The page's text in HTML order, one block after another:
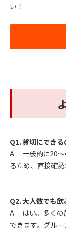
い！
Q1. 貸切にできる
A. 一般的に20〜
るため、直接確認
Q2. 大人数でも飲
A. はい。多くの
できます。グルー